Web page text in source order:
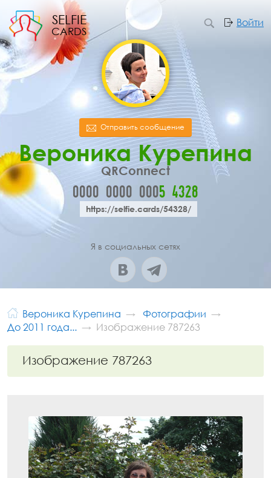
SELFIE
CARDS
Войти
Отправить сообщение
Вероника Курепина
QRConnect
0000 0000 0005 4328
https://selfie.cards/54328/
Я в социальных сетях
Вероника Курепина
Фотографии
До 2011 года...
Изображение 787263
Изображение 787263